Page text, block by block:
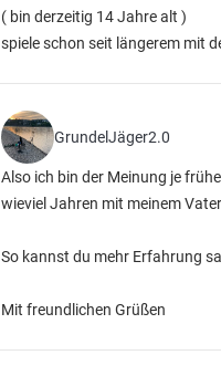
( bin derzeitig 14 Jahre alt )
spiele schon seit längerem mit
GrundelJäger2.0
Also ich bin der Meinung je
wieviel Jahren mit meinem
So kannst du mehr Erfahrung
Mit freundlichen Grüßen